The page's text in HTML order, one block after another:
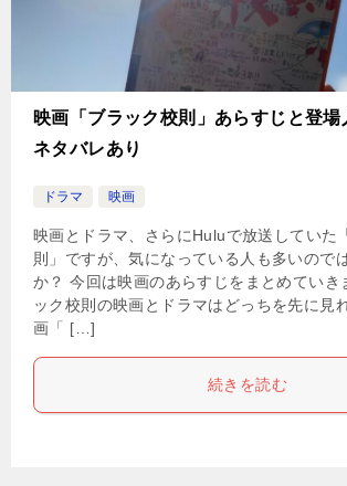
映画「ブラック校則」あらすじと登場
ネタバレあり
ドラマ 映画
映画とドラマ、さらにHuluで放送していた
則」ですが、気になっている人も多いので
か？ 今回は映画のあらすじをまとめていき
ック校則の映画とドラマはどっちを先に見
画「 […]
続きを読む